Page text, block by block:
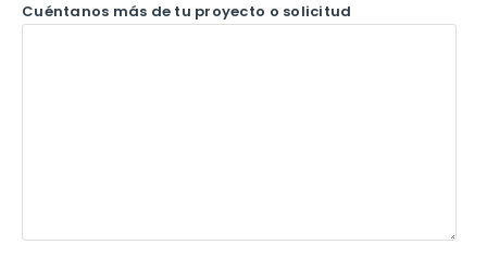
Cuéntanos más de tu proyecto o solicitud